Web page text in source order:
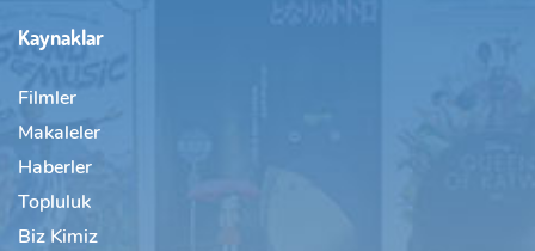
Kaynaklar
Filmler
Makaleler
Haberler
Topluluk
Biz Kimiz